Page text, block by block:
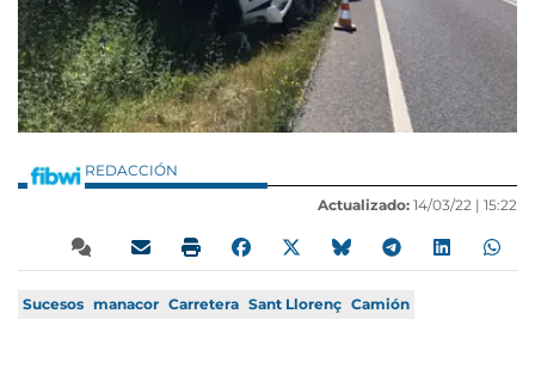
REDACCIÓN
Actualizado: 14/03/22 | 15:22
Sucesos manacor Carretera Sant Llorenç Camión